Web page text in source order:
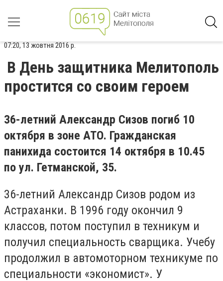
07:20, 13 жовтня 2016 р.
В День защитника Мелитополь
простится со своим героем
36-летний Александр Сизов погиб 10
октября в зоне АТО. Гражданская
панихида состоится 14 октября в 10.45
по ул. Гетманской, 35.
36-летний Александр Сизов родом из
Астраханки. В 1996 году окончил 9
классов, потом поступил в техникум и
получил специальность сварщика. Учебу
продолжил в автомоторном техникуме по
специальности «экономист». У